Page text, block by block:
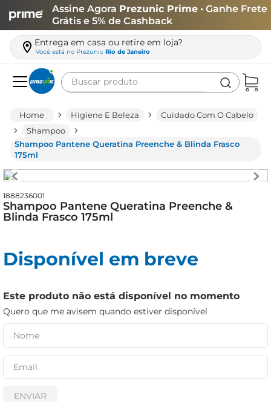
Assine Agora Prezunic Prime • Ganhe Frete
Grátis e 5% de Cashback
Entrega em casa ou retire em loja?
Você está no Prezunic Rio de Janeiro
Buscar produto
Higiene E Beleza
Cuidado Com O Cabelo
Shampoo
Shampoo Pantene Queratina Preenche & Blinda Frasco
175ml
1888236001
Shampoo Pantene Queratina Preenche &
Blinda Frasco 175ml
Disponível em breve
Este produto não está disponível no momento
Quero que me avisem quando estiver disponível
ENVIAR
leite
arroz
cerveja
iogurte
papel higiênico